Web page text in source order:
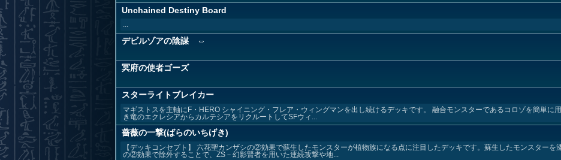
Unchained Destiny Board
...
デビルゾアの陰謀 ⇔
冥府の使者ゴーズ
スターライトブレイカー
マギストスを主軸にF・HERO シャイニング・フレア・ウィングマンを出し続けるデッキです。 融合モンスターであるコロゾを簡単に
き竜のエクレシアからカルテシアをリクルートしてSFウィ...
薔薇の一撃(ばらのいちげき)
【デッキコンセプト】 六花聖カンザシの②効果で蘇生したモンスターが植物族になる点に注目したデッキです。蘇生したモンスターを
の②効果で除外することで、ZS－幻影賢者を用いた連続攻撃や地...